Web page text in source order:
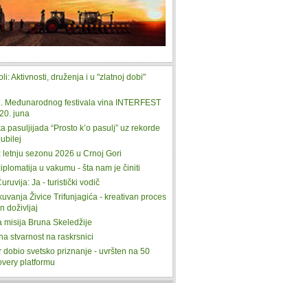
Aktivnosti, druženja i u "zlatnoj dobi"
Međunarodnog festivala vina INTERFEST
juna
pasuljijada “Prosto k’o pasulj” uz rekorde
letnju sezonu 2026 u Crnoj Gori
u vakumu - šta nam je činiti
Ja - turistički vodič
Živice Trifunjagića - kreativan proces
doživljaj
misija Bruna Skeledžije
stvarnost na raskrsnici
dobio svetsko priznanje - uvršten na 50
platformu